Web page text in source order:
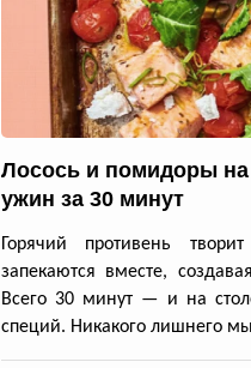
Лосось и помидоры
ужин за 30 минут
Горячий противень
запекаются вместе,
Всего 30 минут — и на
специй. Никакого лишнего